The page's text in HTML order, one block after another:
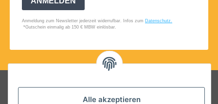
Alle akzeptieren
Folgt uns auf Social Media